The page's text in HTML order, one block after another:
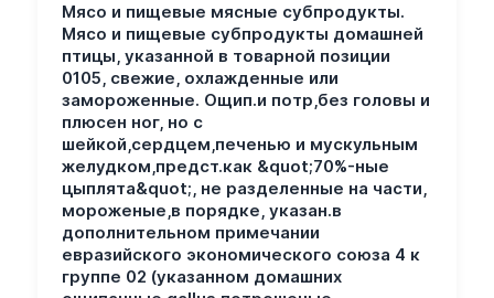
Мясо и пищевые мясные субпродукты.
Мясо и пищевые субпродукты домашней
птицы, указанной в товарной позиции
0105, свежие, охлажденные или
замороженные. Ощип.и потр,без головы и
плюсен ног, но с
шейкой,сердцем,печенью и мускульным
желудком,предст.как &quot;70%-ные
цыплята&quot;, не разделенные на части,
мороженые,в порядке, указан.в
дополнительном примечании
евразийского экономического союза 4 к
группе 02 (указанном домашних